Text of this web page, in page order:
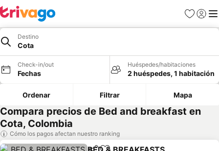
Favoritos
Iniciar
Destino
Cota
Check-in/out
Fechas
Huéspedes/habitaciones
2 huéspedes, 1 habitación
Ordenar Filtrar Mapa
Compara precios de Bed and breakfast en
Cota, Colombia
Cómo los pagos afectan nuestro ranking